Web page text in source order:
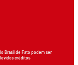
Brasil de Fato podem ser
créditos.